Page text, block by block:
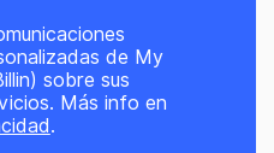
de My
sobre sus
Más info en
.